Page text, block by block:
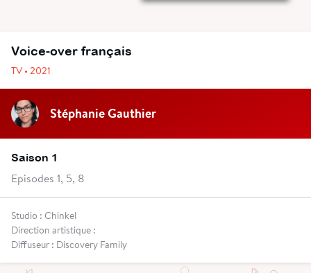
Voice-over français
TV • 2021
Stéphanie Gauthier
Saison 1
Episodes 1, 5, 8
Studio : Chinkel
Direction artistique :
Diffuseur : Discovery Family